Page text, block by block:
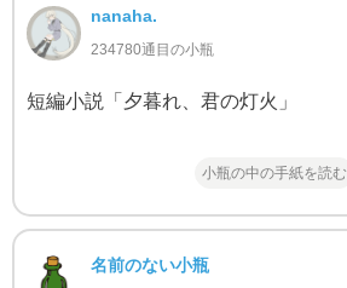
nanaha.
234780通目の小瓶
短編小説「夕暮れ、君の灯火」
小瓶の中の手紙を読む
名前のない小瓶